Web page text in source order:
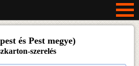
és Pest megye)
szerelés